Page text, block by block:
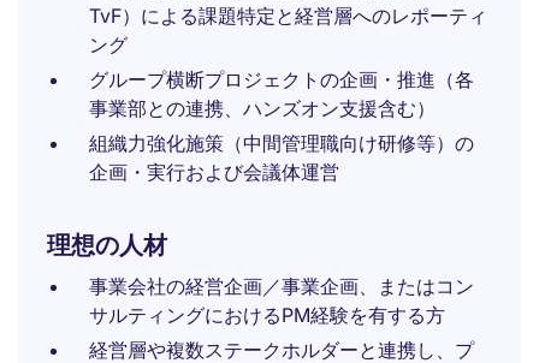
TvF）による課題特定と経営層へのレポーティ
ング
グループ横断プロジェクトの企画・推進（各
事業部との連携、ハンズオン支援含む）
組織力強化施策（中間管理職向け研修等）の
企画・実行および会議体運営
理想の人材
事業会社の経営企画／事業企画、またはコン
サルティングにおけるPM経験を有する方
経営層や複数ステークホルダーと連携し、プ